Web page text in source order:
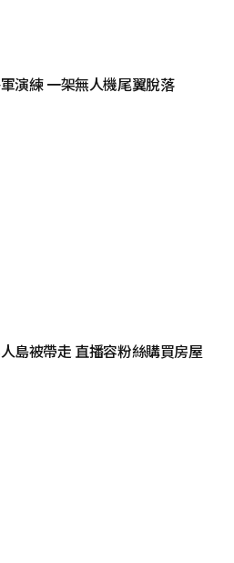
演練 一架無人機尾翼脫落
島被帶走 直播容粉絲購買房屋